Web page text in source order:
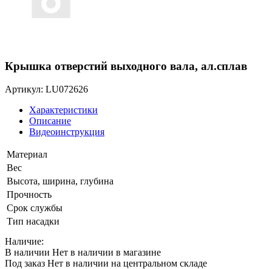
Крышка отверстий выходного вала, ал.сплав
Артикул: LU072626
Характеристики
Описание
Видеоинструкция
Материал
Вес
Высота, ширина, глубина
Прочность
Срок службы
Тип насадки
Наличие:
В наличии Нет в наличии в магазине
Под заказ Нет в наличии на центральном складе